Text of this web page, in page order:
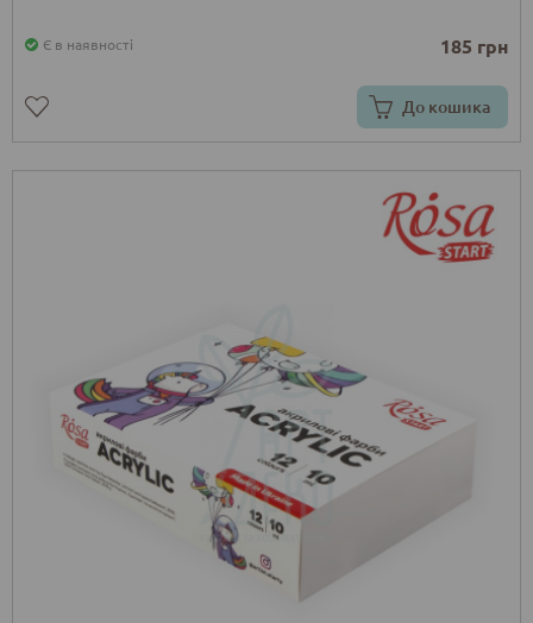
Є в наявності 185 грн
До кошика